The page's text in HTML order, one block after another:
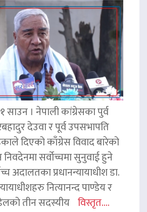
साउन । नेपाली कांग्रेसका पुर्व
देउवा र पूर्व उपसभापति
दिएको काँग्रेस विवाद बारेको
सर्वोच्चमा सुनुवाई हुने
अदालतका प्रधानन्यायाधीश डा.
नित्यानन्द पाण्डेय र
तीन सदस्यीय विस्तृत....